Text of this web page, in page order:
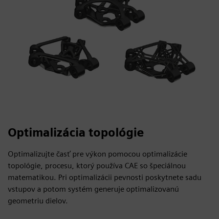
Optimalizácia topológie
Optimalizujte časť pre výkon pomocou optimalizácie
topológie, procesu, ktorý používa CAE so špeciálnou
matematikou. Pri optimalizácii pevnosti poskytnete sadu
vstupov a potom systém generuje optimalizovanú
geometriu dielov.